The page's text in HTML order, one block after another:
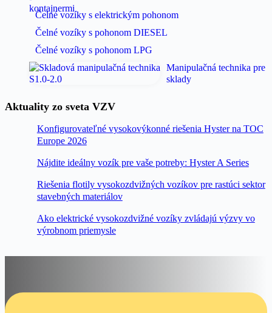
Čelné vozíky s elektrickým pohonom
Čelné vozíky s pohonom DIESEL
Čelné vozíky s pohonom LPG
Manipulačná technika pre
sklady
Aktuality zo sveta VZV
Konfigurovateľné vysokovýkonné riešenia Hyster na TOC
Europe 2026
Nájdite ideálny vozík pre vaše potreby: Hyster A Series
Riešenia flotily vysokozdvižných vozíkov pre rastúci sektor
stavebných materiálov
Ako elektrické vysokozdvižné vozíky zvládajú výzvy vo
výrobnom priemysle